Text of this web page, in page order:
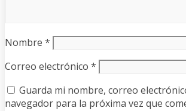
Nombre *
Correo electrónico *
Guarda mi nombre, correo
navegador para la próxima vez que